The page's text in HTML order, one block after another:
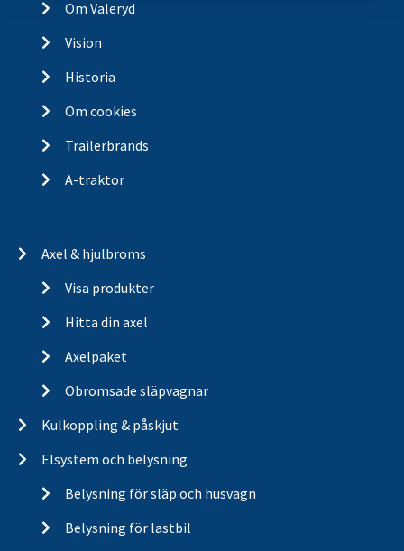
Om Valeryd
Vision
Historia
Om cookies
Trailerbrands
A-traktor
Axel & hjulbroms
Visa produkter
Hitta din axel
Axelpaket
Obromsade släpvagnar
Kulkoppling & påskjut
Elsystem och belysning
Belysning för släp och husvagn
Belysning för lastbil